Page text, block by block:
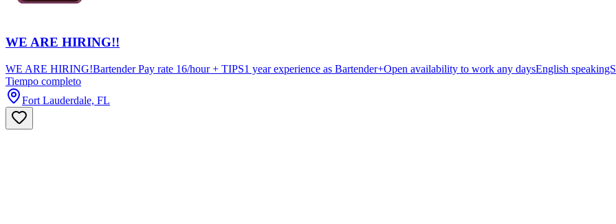
WE ARE HIRING!!
WE ARE HIRING!Bartender Pay rate 16/hour + TIPS1 year experience as Bartender+Open availability to work any daysEnglish
Tiempo completo
Fort Lauderdale, FL